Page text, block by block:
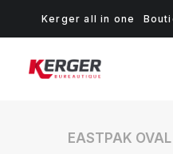
Kerger all in one
EASTPAK